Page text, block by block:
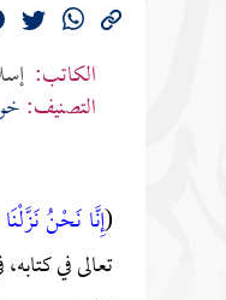
الكاتب:
التصنيف:
(إِنَّا نَحْنُ
تعالى في